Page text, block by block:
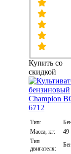
Купить со
скидкой
Тип:
Масса, кг:
49
Тип
двигателя: